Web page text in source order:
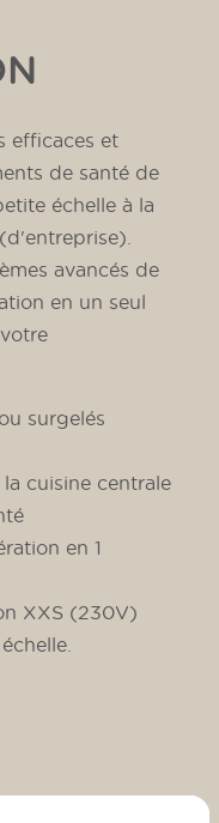
efficaces et
de santé de
échelle à la
avancés de
en un seul
surgelés
cuisine centrale
en 1
XXS (230V)